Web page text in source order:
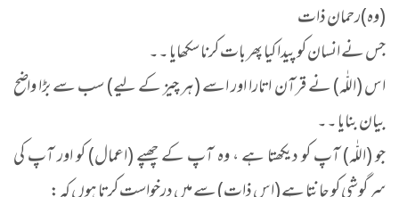
(وہ)رحمان ذات
جس نے انسان کو پیدا کیا پھر بات کرنا سکھایا ۔۔
اس (اللّٰہ) نے قرآن اتارا اور اسے (ہر چیز کے لیے) سب سے بڑا واضح
بیان بنایا ۔۔
جو (اللّٰہ) آپ کو دیکھتا ہے ، وہ آپ کے چھپے (اعمال) کو اور آپ کی